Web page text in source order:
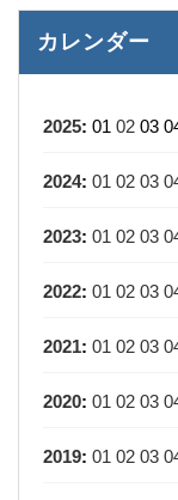
カレンダー
2025: 01 02 03
2024: 01 02 03
2023: 01 02 03
2022: 01 02 03
2021: 01 02 03
2020: 01 02 03
2019: 01 02 03